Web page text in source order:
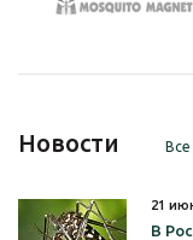
Новости Все
21
В